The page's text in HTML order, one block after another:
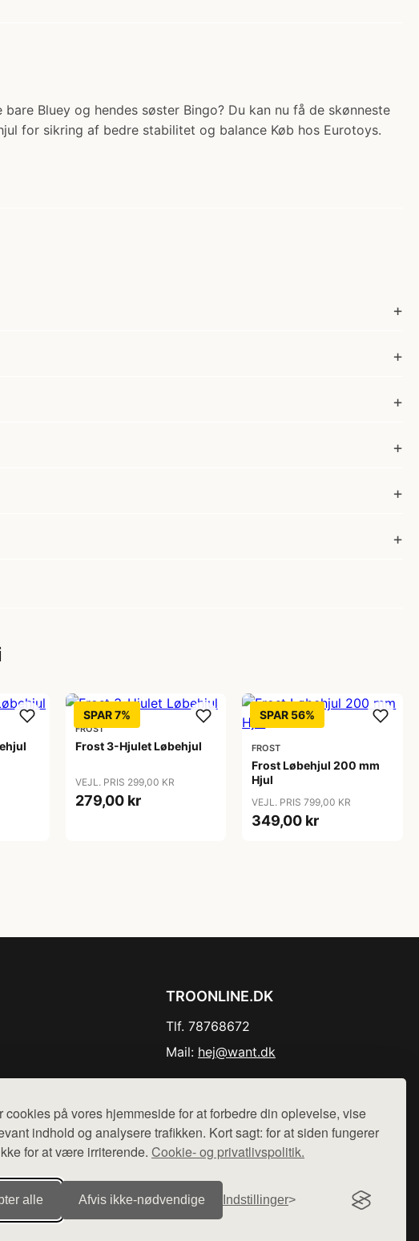
cookies på vores hjemmeside for at forbedre din oplevelse, vise
indhold og analysere trafikken. Kort sagt: for at siden fungerer
for at være irriterende. Cookie- og privatlivspolitik.
alle Afvis ikke‑nødvendige Indstillinger
Bluey og hendes søster Bingo? Du kan nu få de skønneste
for sikring af bedre stabilitet og balance Køb hos Eurotoys.
SPAR 7%
FROST
Frost 3-Hjulet Løbehjul
VEJL. PRIS 299,00 KR
279,00 kr
SPAR 56%
FROST
Frost Løbehjul 200 mm
Hjul
VEJL. PRIS 799,00 KR
349,00 kr
TROONLINE.DK
Tlf. 78768672
Mail: hej@want.dk
Der sælges ikke varer fra denne side - vi henviser til de shops,